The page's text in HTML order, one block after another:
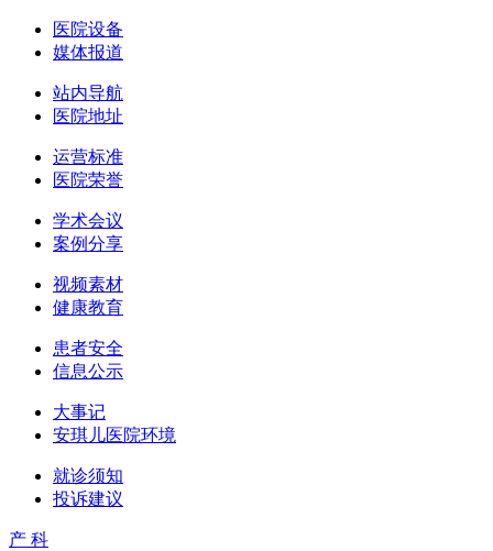
医院设备
媒体报道
站内导航
医院地址
运营标准
医院荣誉
学术会议
案例分享
视频素材
健康教育
患者安全
信息公示
大事记
安琪儿医院环境
就诊须知
投诉建议
产 科